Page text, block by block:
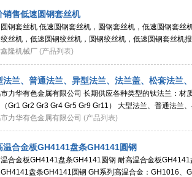
销售低速圆钢套丝机
钢套丝机 低速圆钢套丝机，圆钢套丝机，低速圆钢套丝
丝机，低速圆钢绞丝机，圆钢绞丝机，低速圆钢套丝机
械设备-------济宁鑫
隆机械厂 (产品列表)
法兰、普通法兰、异型法兰、法兰盖、松套法兰
力华有色金属有限公司 长期供应各种类型的钛法兰：材
Gr1 Gr2 Gr3 Gr4 Gr5 Gr9 Gr11） 大型法兰、普通法兰
颈法兰、高颈法兰、平焊法兰、
力华有色金属有限公司 (产品列表)
温合金板GH4141盘条GH4141圆钢
合金板GH4141盘条GH4141圆钢 耐高温合金板
盘条GH4141圆钢 GH系列高温合金：GH1016、